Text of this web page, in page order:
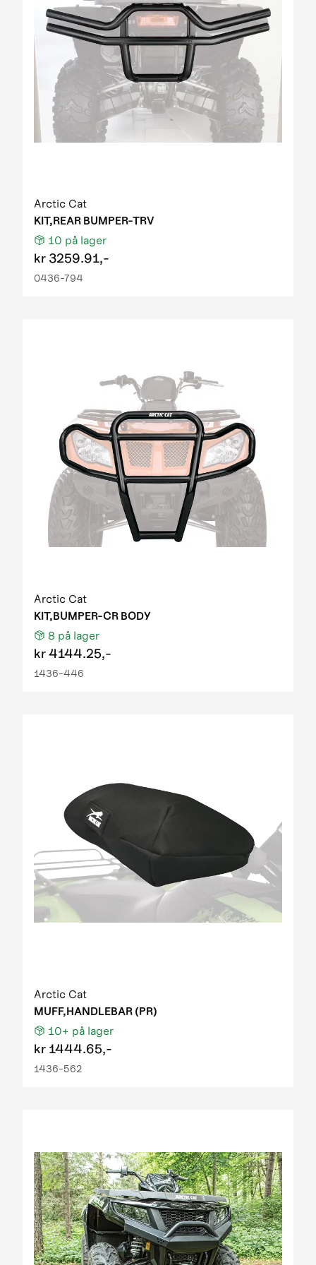
Arctic Cat
KIT,REAR BUMPER-TRV
10 på lager
kr 3259.91,-
0436-794
Arctic Cat
KIT,BUMPER-CR BODY
8 på lager
kr4144.25,-
1436-446
Arctic Cat
MUFF,HANDLEBAR (PR)
10+ på lager
kr 1444.65,-
1436-562